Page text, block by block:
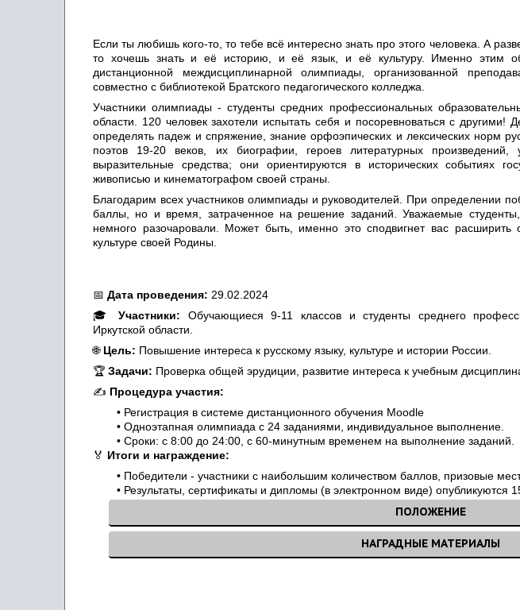
Если ты любишь кого-то, то тебе всё интересно знать про этого человека. А
то хочешь знать и её историю, и её язык, и её культуру. Именно этим
дистанционной междисциплинарной олимпиады, организованной
совместно с библиотекой Братского педагогического колледжа.
Участники олимпиады - студенты средних профессиональных
области. 120 человек захотели испытать себя и посоревноваться с
определять падеж и спряжение, знание орфоэпических и лексических норм
поэтов 19-20 веков, их биографии, героев литературных
выразительные средства; они ориентируются в исторических событиях
живописью и кинематографом своей страны.
Благодарим всех участников олимпиады и руководителей. При определении
баллы, но и время, затраченное на решение заданий. Уважаемые
немного разочаровали. Может быть, именно это сподвигнет вас
культуре своей Родины.
📅 Дата проведения: 29.02.2024
🎓Участники: Обучающиеся 9-11 классов и студенты среднего
Иркутской области.
🌐 Цель: Повышение интереса к русскому языку, культуре и истории России.
🏆 Задачи: Проверка общей эрудиции, развитие интереса к учебным
✍ Процедура участия:
• Регистрация в системе дистанционного обучения Moodle
• Одноэтапная олимпиада с 24 заданиями, индивидуальное выполнение.
• Сроки: с 8:00 до 24:00, с 60-минутным временем на выполнение заданий.
🏅 Итоги и награждение:
• Победители - участники с наибольшим количеством баллов, призовые
• Результаты, сертификаты и дипломы (в электронном виде) опубликуются
ПОЛОЖЕНИЕ
НАГРАДНЫЕ МАТЕРИАЛЫ